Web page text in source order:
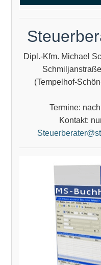
Dipl.-Kfm. Michael
(Tempelhof-
Termine:
Kontakt: